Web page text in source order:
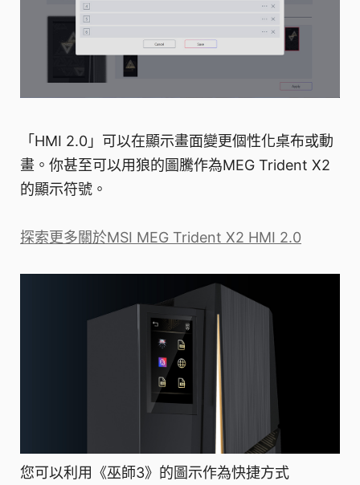
「HMI 2.0」可以在顯示畫面變更個性化桌布或動
畫。你甚至可以用狼的圖騰作為MEG Trident X2
的顯示符號。
探索更多關於MSI MEG Trident X2 HMI 2.0
您可以利用《巫師3》的圖示作為快捷方式